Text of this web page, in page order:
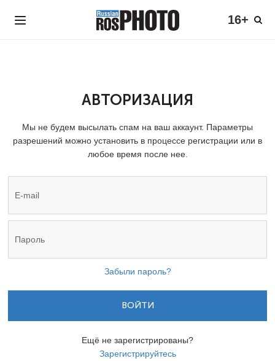
16+
АВТОРИЗАЦИЯ
Мы не будем высылать спам на ваш аккаунт. Параметры
разрешений можно установить в процессе регистрации или в
любое время после нее.
Забыли пароль?
ВОЙТИ
Ещё не зарегистрированы?
Зарегистрируйтесь